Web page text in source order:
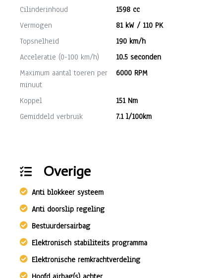
Cilinderinhoud
1598 cc
Vermogen
81 kW / 110 PK
Topsnelheid
190 km/h
Acceleratie (0-100 km/h)
10.5 seconden
Maximum aantal toeren per
minuut
6000 RPM
Koppel
151 Nm
Gemiddeld verbruik
7.1 l/100km
Overige
Anti blokkeer systeem
Anti doorslip regeling
Bestuurdersairbag
Elektronisch stabiliteits programma
Elektronische remkrachtverdeling